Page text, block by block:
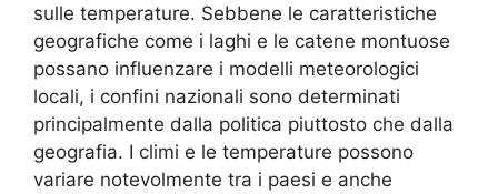
sulle temperature. Sebbene le caratteristiche
geografiche come i laghi e le catene montuose
possano influenzare i modelli meteorologici
locali, i confini nazionali sono determinati
principalmente dalla politica piuttosto che dalla
geografia. I climi e le temperature possono
variare notevolmente tra i paesi e anche